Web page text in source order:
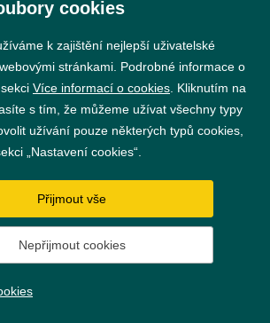
GDPR
Nastavení cookies
Vytvořil webProgress
cookies
k zajištění nejlepší uživatelské
stránkami. Podrobné informace o
Více informací o cookies . Kliknutím na
s tím, že můžeme užívat všechny typy
užívání pouze některých typů cookies,
„Nastavení cookies“.
Přijmout vše
Nepřijmout cookies